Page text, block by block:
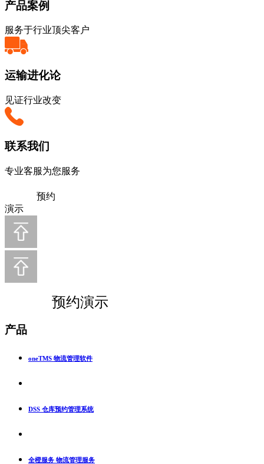
产品案例
服务于行业顶尖客户
运输进化论
见证行业改变
联系我们
专业客服为您服务
预约
演示
预约演示
产品
oneTMS 物流管理软件
DSS 仓库预约管理系统
全橙服务 物流管理服务